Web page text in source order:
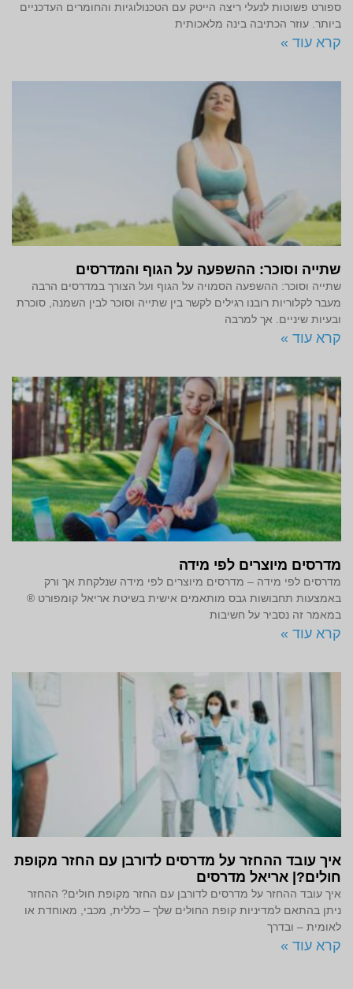
ספורט פשוטות לנעלי ריצה הייטק עם הטכנולוגיות והחומרים העדכניים
ביותר. עוזר הכתיבה בינה מלאכותית
קרא עוד »
שתייה וסוכר: ההשפעה על הגוף והמדרסים
שתייה וסוכר: ההשפעה הסמויה על הגוף ועל הצורך במדרסים הרבה
מעבר לקלוריות רובנו רגילים לקשר בין שתייה וסוכר לבין השמנה, סוכרת
ובעיות שיניים. אך למרבה
קרא עוד »
מדרסים מיוצרים לפי מידה
מדרסים לפי מידה – מדרסים מיוצרים לפי מידה שנלקחת אך ורק
באמצעות תחבושות גבס מותאמים אישית בשיטת אריאל קומפורט ®
במאמר זה נסביר על חשיבות
קרא עוד »
איך עובד ההחזר על מדרסים לדורבן עם החזר מקופת
חולים?| אריאל מדרסים
איך עובד ההחזר על מדרסים לדורבן עם החזר מקופת חולים? ההחזר
ניתן בהתאם למדיניות קופת החולים שלך – כללית, מכבי, מאוחדת או
לאומית – ובדרך
קרא עוד »